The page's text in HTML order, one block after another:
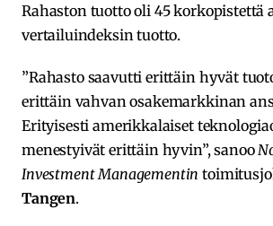
Rahaston tuotto oli 45 korkopistettä
vertailuindeksin tuotto.
”Rahasto saavutti erittäin hyvät
erittäin vahvan osakemarkkinan
Erityisesti amerikkalaiset
menestyivät erittäin hyvin”, sanoo
Investment Managementin
Tangen.